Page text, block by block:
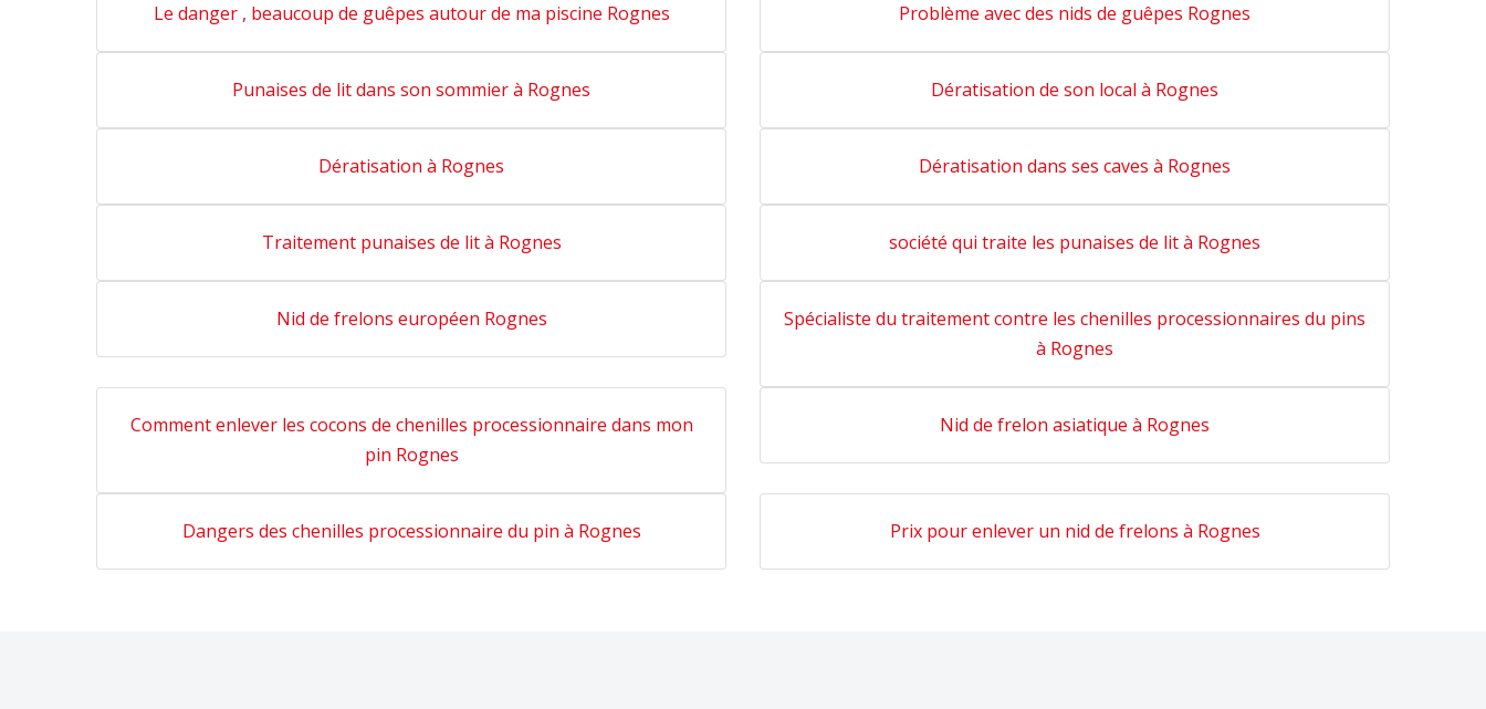
Le danger , beaucoup de guêpes autour de ma piscine Rognes Problème avec des nids de guêpes Rognes
Punaises de lit dans son sommier à Rognes Dératisation de son local à Rognes
Dératisation à Rognes Dératisation dans ses caves à Rognes
Traitement punaises de lit à Rognes société qui traite les punaises de lit à Rognes
Nid de frelons européen Rognes
Spécialiste du traitement contre les chenilles processionnaires du pins
à Rognes
Comment enlever les cocons de chenilles processionnaire dans mon
pin Rognes
Nid de frelon asiatique à Rognes
Dangers des chenilles processionnaire du pin à Rognes Prix pour enlever un nid de frelons à Rognes